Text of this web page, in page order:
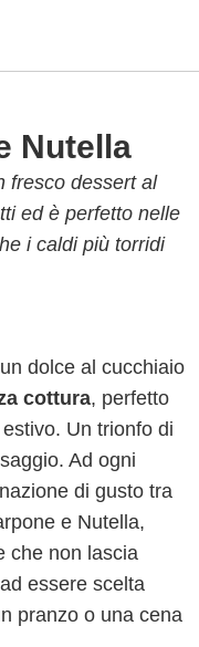
Nutella
fresco dessert al
ed è perfetto nelle
i caldi più torridi
dolce al cucchiaio
cottura, perfetto
Un trionfo di
Ad ogni
di gusto tra
e Nutella,
che non lascia
essere scelta
pranzo o una cena